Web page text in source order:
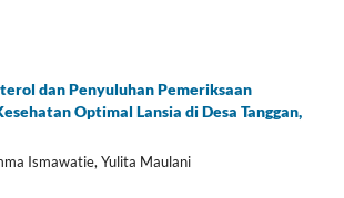
dan Penyuluhan Pemeriksaan
Optimal Lansia di Desa Tanggan,
Ismawatie, Yulita Maulani